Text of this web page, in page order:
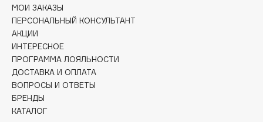
Club De Nuit
Collagenina
Consly
Corimo
CosRX
Cottolina
Crescina
МОИ ЗАКАЗЫ
ПЕРСОНАЛЬНЫЙ КОНСУЛЬТАНТ
АКЦИИ
ИНТЕРЕСНОЕ
ПРОГРАММА ЛОЯЛЬНОСТИ
ДОСТАВКА И ОПЛАТА
ВОПРОСЫ И ОТВЕТЫ
БРЕНДЫ
КАТАЛОГ